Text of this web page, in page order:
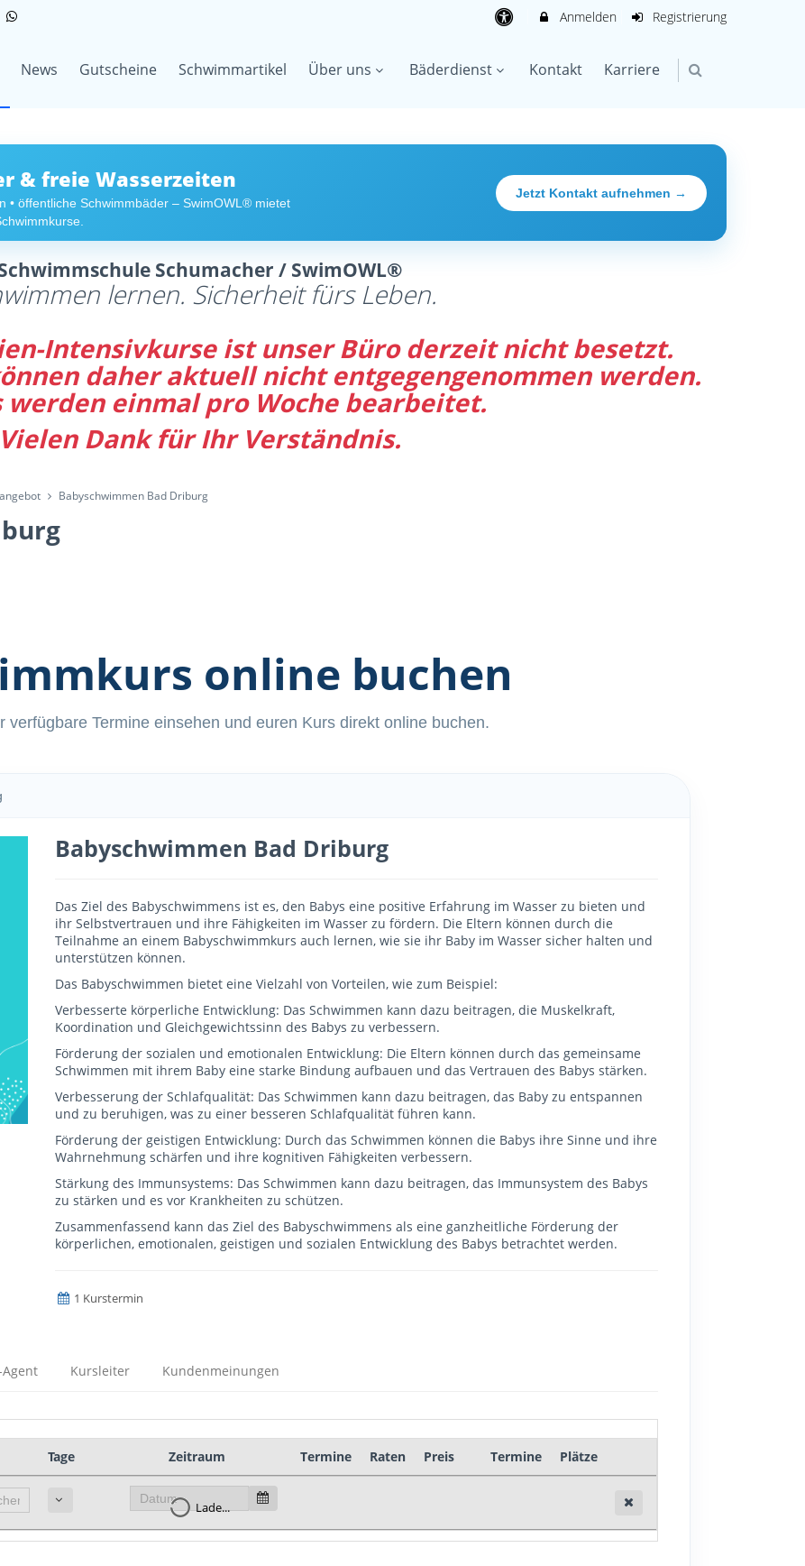
Anmelden Registrierung
News Gutscheine Schwimmartikel Über uns Bäderdienst Kontakt Karriere
& freie Wasserzeiten
• öffentliche Schwimmbäder – SwimOWL® mietet
Jetzt Kontakt aufnehmen →
Schumacher / SwimOWL®
lernen. Sicherheit fürs Leben.
Intensivkurse ist unser Büro derzeit nicht besetzt.
daher aktuell nicht entgegengenommen werden.
werden einmal pro Woche bearbeitet.
Vielen Dank für Ihr Verständnis.
Babyschwimmen Bad Driburg
online buchen
verfügbare Termine einsehen und euren Kurs direkt online buchen.